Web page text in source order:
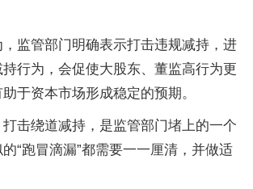
监管部门明确表示打击违规减持，进
行为，会促使大股东、董监高行为更
于资本市场形成稳定的预期。
击绕道减持，是监管部门堵上的一个
“跑冒滴漏”都需要一一厘清，并做适